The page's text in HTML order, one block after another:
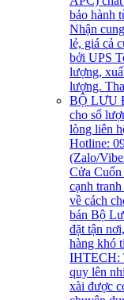
bảo hành
Nhận
lẻ, giá cả
bởi UPS
lượng,
lượng.
BỘ LƯU
cho số
lòng liên
Hotline:
(Zalo/
Cửa Cuốn
cạnh
về cách
bán Bộ
đặt tận
hàng khó
IHTECH:
quy lên
xài được